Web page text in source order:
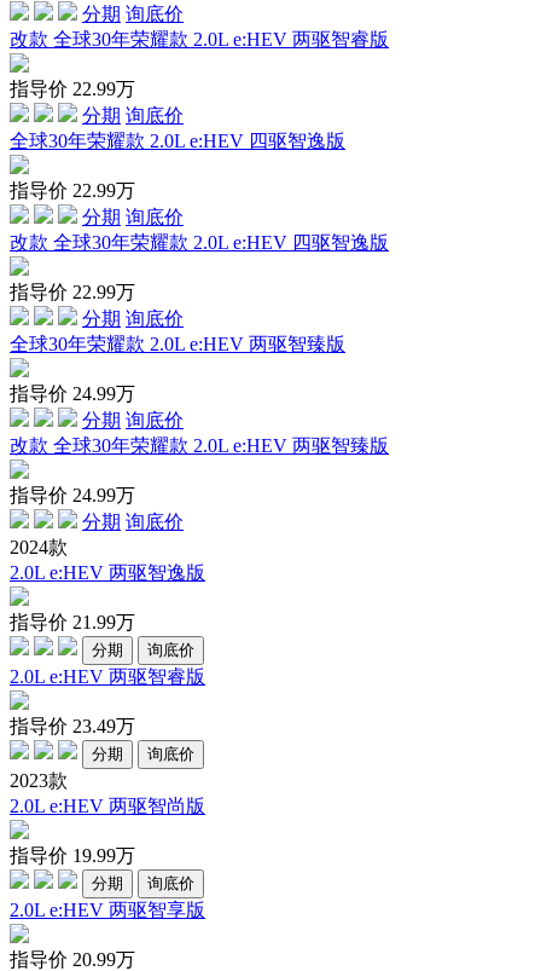
分期 询底价
改款 全球30年荣耀款 2.0L e:HEV 两驱智睿版
指导价 22.99万
分期 询底价
全球30年荣耀款 2.0L e:HEV 四驱智逸版
指导价 22.99万
分期 询底价
改款 全球30年荣耀款 2.0L e:HEV 四驱智逸版
指导价 22.99万
分期 询底价
全球30年荣耀款 2.0L e:HEV 两驱智臻版
指导价 24.99万
分期 询底价
改款 全球30年荣耀款 2.0L e:HEV 两驱智臻版
指导价 24.99万
分期 询底价
2024款
2.0L e:HEV 两驱智逸版
指导价 21.99万
分期 询底价
2.0L e:HEV 两驱智睿版
指导价 23.49万
分期 询底价
2023款
2.0L e:HEV 两驱智尚版
指导价 19.99万
分期 询底价
2.0L e:HEV 两驱智享版
指导价 20.99万